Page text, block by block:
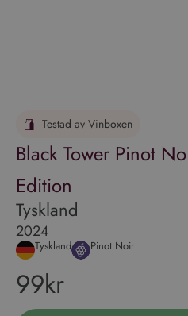
Testad av Vinboxen
Black Tower Pinot
Edition
Tyskland
2024
Tyskland Pinot Noir
99kr